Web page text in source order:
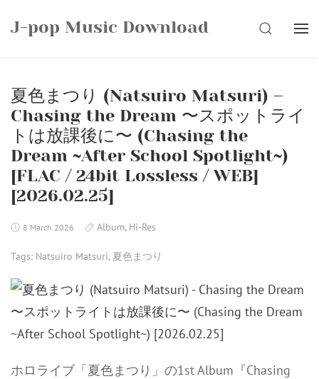
J-pop Music Download SEARCH
夏色まつり (Natsuiro Matsuri) –
Chasing the Dream 〜スポットライ
トは放課後に〜 (Chasing the
Dream ~After School Spotlight~)
[FLAC / 24bit Lossless / WEB]
[2026.02.25]
8 March 2026 Album, Hi-Res
Tags: Natsuiro Matsuri, 夏色まつり
ホロライブ「夏色まつり」の1st Album『Chasing